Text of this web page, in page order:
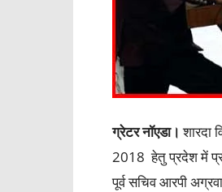
ग्रेटर नॉएडा। शारदा
2018 हेतु प्रदेश में
पूर्व सचिव आरपी